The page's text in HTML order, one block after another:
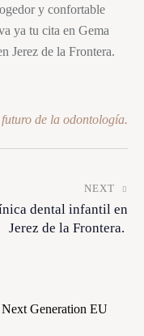
y confortable
ya tu cita en Gema
Jerez de la Frontera.
de la odontología.
NEXT
dental infantil en
Jerez de la Frontera.
Generation EU